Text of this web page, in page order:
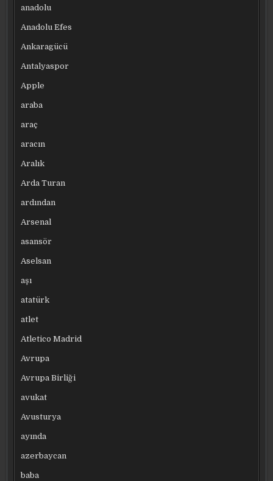
anadolu
Anadolu Efes
Ankaragücü
Antalyaspor
Apple
araba
araç
aracın
Aralık
Arda Turan
ardından
Arsenal
asansör
Aselsan
aşı
atatürk
atlet
Atletico Madrid
Avrupa
Avrupa Birliği
avukat
Avusturya
ayında
azerbaycan
baba